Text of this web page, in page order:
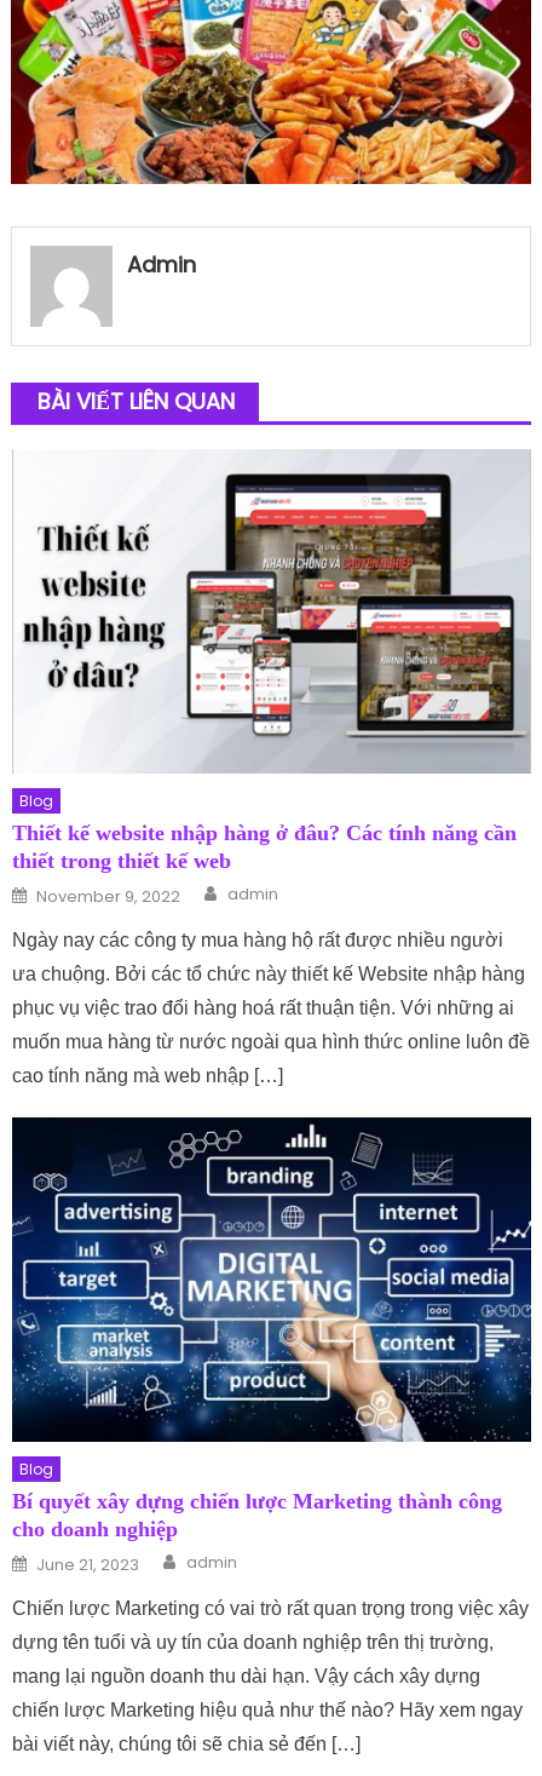
Admin
BÀI VIẾT LIÊN QUAN
Blog
Thiết kế website nhập hàng ở đâu? Các tính năng cần
thiết trong thiết kế web
Posted on
November 9, 2022 Author
admin
Ngày nay các công ty mua hàng hộ rất được nhiều người
ưa chuộng. Bởi các tổ chức này thiết kế Website nhập hàng
phục vụ việc trao đổi hàng hoá rất thuận tiện. Với những ai
muốn mua hàng từ nước ngoài qua hình thức online luôn đề
cao tính năng mà web nhập […]
Blog
Bí quyết xây dựng chiến lược Marketing thành công
cho doanh nghiệp
Posted on
June 21, 2023 Author
admin
Chiến lược Marketing có vai trò rất quan trọng trong việc xây
dựng tên tuổi và uy tín của doanh nghiệp trên thị trường,
mang lại nguồn doanh thu dài hạn. Vậy cách xây dựng
chiến lược Marketing hiệu quả như thế nào? Hãy xem ngay
bài viết này, chúng tôi sẽ chia sẻ đến […]